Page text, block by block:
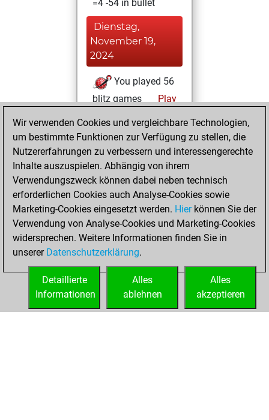
=4 -54 in bullet
Dienstag,
November 19,
2024
You played 56
blitz games
Play
=2 -9 in blitz
Sonntag,
September 29,
2024
You created
your Fritz account
Fritz
You
account
Studies
Wir verwenden Cookies und vergleichbare Technologien,
um bestimmte Funktionen zur Verfügung zu stellen, die
Nutzererfahrungen zu verbessern und interessengerechte
Inhalte auszuspielen. Abhängig von ihrem
Verwendungszweck können dabei neben technisch
erforderlichen Cookies auch Analyse-Cookies sowie
Marketing-Cookies eingesetzt werden. Hierkönnen Sie der
Verwendung von Analyse-Cookies und Marketing-Cookies
widersprechen. Weitere Informationen finden Sie in
unserer Datenschutzerklärung.
Alles
akzeptieren
Alles
ablehnen
Detaillierte
Informationen